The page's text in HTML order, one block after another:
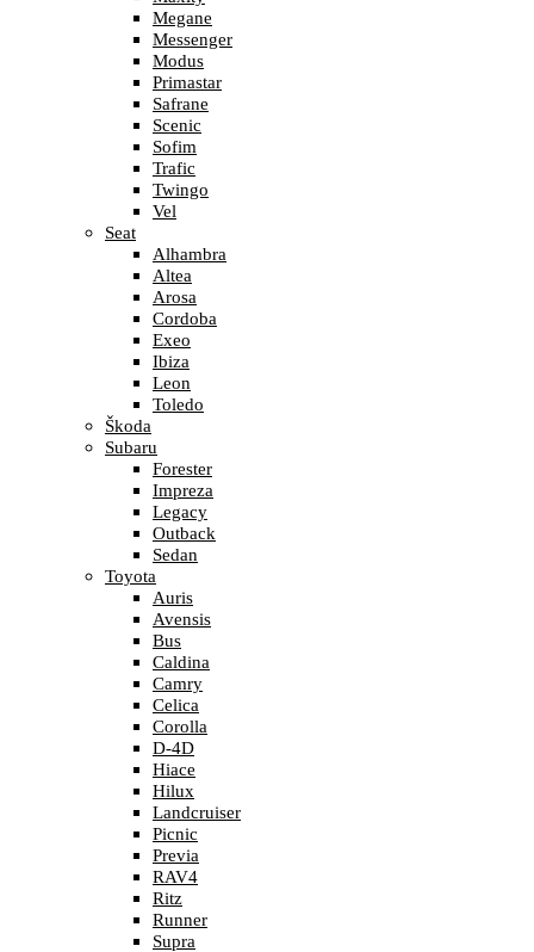
Megane
Messenger
Modus
Primastar
Safrane
Scenic
Sofim
Trafic
Twingo
Vel
Seat
Alhambra
Altea
Arosa
Cordoba
Exeo
Ibiza
Leon
Toledo
Škoda
Subaru
Forester
Impreza
Legacy
Outback
Sedan
Toyota
Auris
Avensis
Bus
Caldina
Camry
Celica
Corolla
D-4D
Hiace
Hilux
Landcruiser
Picnic
Previa
RAV4
Ritz
Runner
Supra